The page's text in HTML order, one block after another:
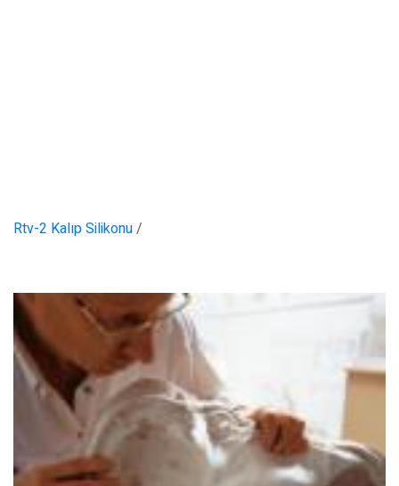
Rtv-2 Kalıp Silikonu/